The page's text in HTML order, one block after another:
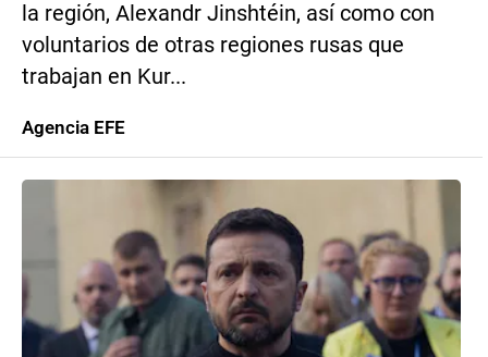
la región, Alexandr Jinshtéin, así como con
voluntarios de otras regiones rusas que
trabajan en Kur...
Agencia EFE